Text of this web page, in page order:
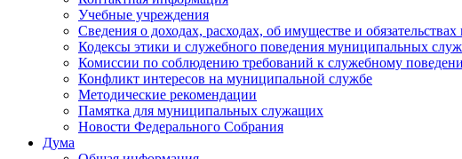
Учебные учреждения
Сведения о доходах, расходах, об имуществе и
Кодексы этики и служебного поведения муниципальных
Комиссии по соблюдению требований к служебному
Конфликт интересов на муниципальной службе
Методические рекомендации
Памятка для муниципальных служащих
Новости Федерального Cобрания
Дума